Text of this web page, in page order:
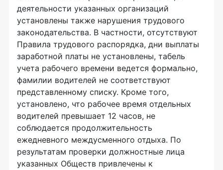
деятельности указанных организаций
установлены также нарушения трудового
законодательства. В частности, отсутствуют
Правила трудового распорядка, дни выплаты
заработной платы не установлены, табель
учета рабочего времени ведется формально,
фамилии водителей не соответствуют
представленному списку. Кроме того,
установлено, что рабочее время отдельных
водителей превышает 12 часов, не
соблюдается продолжительность
ежедневного междусменного отдыха. По
результатам проверки должностные лица
указанных Обществ привлечены к